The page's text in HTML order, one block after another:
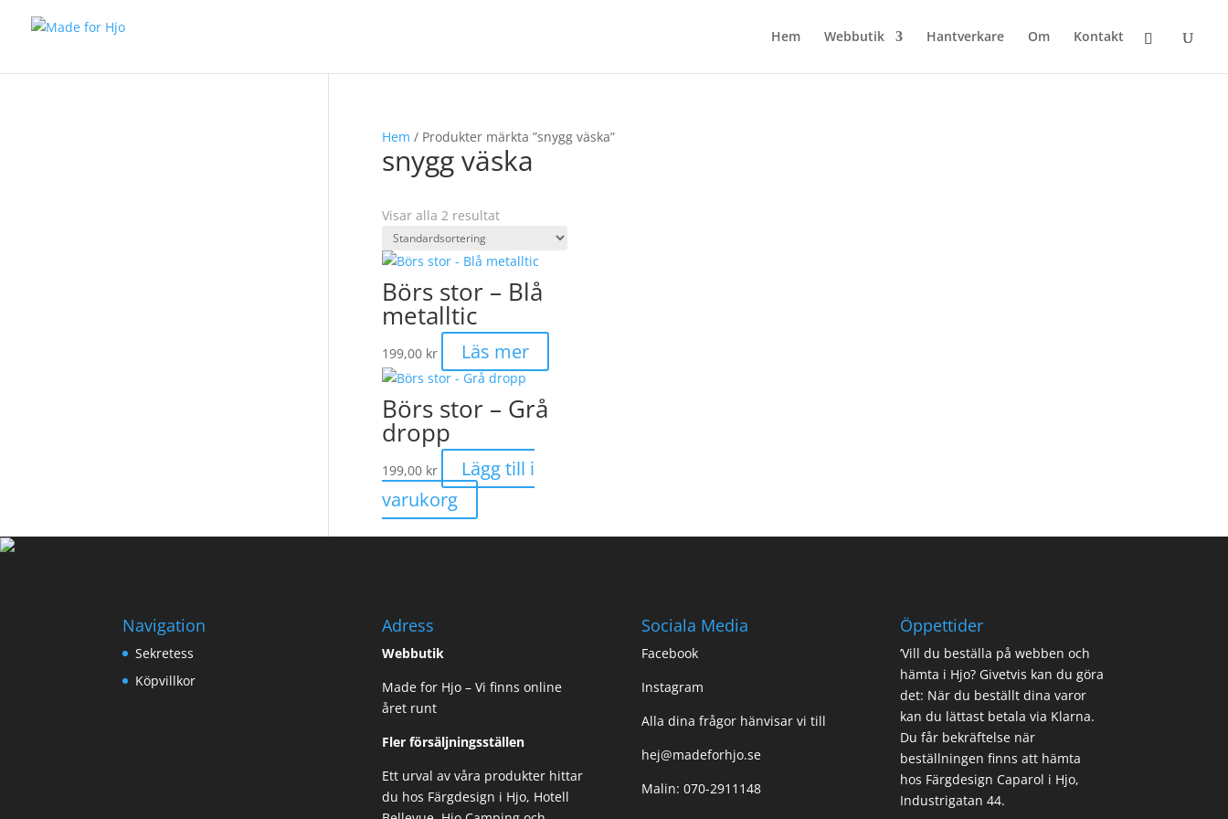
Hem Webbutik Hantverkare Om Kontakt
Hem / Produkter märkta ”snygg väska”
snygg väska
Visar alla 2 resultat
Börs stor – Blå
metalltic
199,00 kr Läs mer
Börs stor – Grå
dropp
199,00 kr
Lägg till i
varukorg
Navigation
Sekretess
Köpvillkor
Adress
Webbutik
Made for Hjo – Vi finns online
året runt
Fler försäljningsställen
Ett urval av våra produkter hittar
du hos Färgdesign i Hjo, Hotell
Sociala Media
Facebook
Instagram
Alla dina frågor hänvisar vi till
hej@madeforhjo.se
Malin: 070-2911148
Öppettider
’Vill du beställa på webben och
hämta i Hjo? Givetvis kan du göra
det: När du beställt dina varor
kan du lättast betala via Klarna.
Du får bekräftelse när
beställningen finns att hämta
hos Färgdesign Caparol i Hjo,
Industrigatan 44.